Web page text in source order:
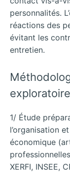
personnalités.
réactions des
évitant les
entretien.
exploratoire
1/ Étude
l’organisation
économique
XERFI, INSEE,